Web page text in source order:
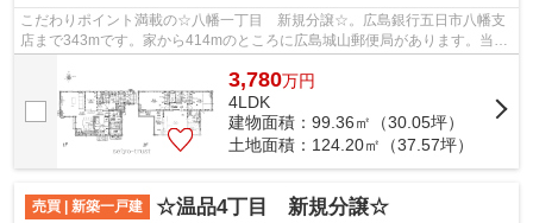
こだわりポイント満載の☆八幡一丁目 新規分譲☆。広島銀行五日市八幡支
店まで343mです。家から414mのところに広島城山郵便局があります。当社
3,780万円
4LDK
建物面積：99.36㎡（30.05坪）
土地面積：124.20㎡（37.57坪）
売買 | 新築一戸建 ☆温品4丁目 新規分譲☆